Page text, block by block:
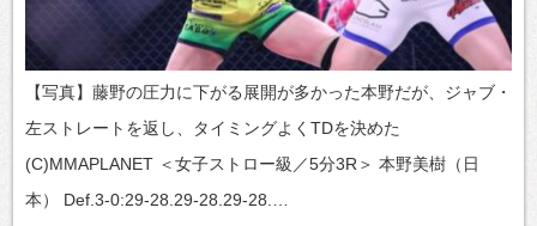
【写真】藤野の圧力に下がる展開が多かった本野だが、ジャブ・
左ストレートを返し、タイミングよくTDを決めた
(C)MMAPLANET ＜女子ストロー級／5分3R＞ 本野美樹（日
本） Def.3-0:29-28.29-28.29-28.…